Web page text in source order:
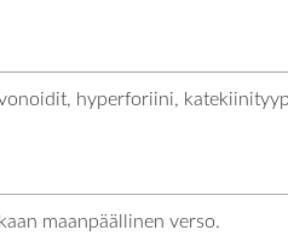
hyperforiini,
maanpäällinen verso.